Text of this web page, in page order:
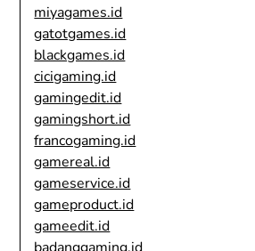
miyagames.id
gatotgames.id
blackgames.id
cicigaming.id
gamingedit.id
gamingshort.id
francogaming.id
gamereal.id
gameservice.id
gameproduct.id
gameedit.id